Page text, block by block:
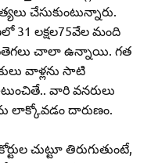
చేసుకుంటున్నారు.
31 లక్షల75వేల మంది
చాలా ఉన్నాయి. గత
వాళ్లను సాటి
వారి వనరులు
లాక్కోవడం దారుణం.
చుట్టూ తిరుగుతుంటే,